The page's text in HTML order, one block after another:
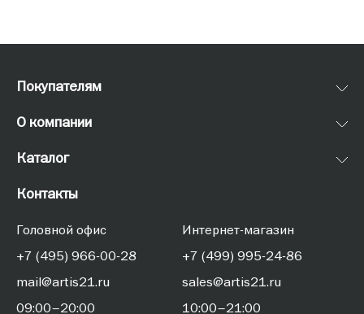
Покупателям
О компании
Каталог
Контакты
Головной офис
+7 (495) 966-00-28
mail@artis21.ru
09:00–20:00
Интернет-магазин
+7 (499) 995-24-86
sales@artis21.ru
10:00–21:00